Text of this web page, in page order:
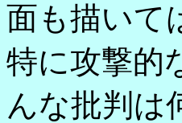
面も描いて
特に攻撃的
んな批判は